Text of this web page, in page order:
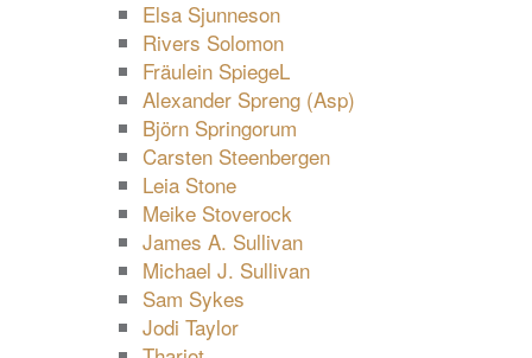
Elsa Sjunneson
Rivers Solomon
Fräulein SpiegeL
Alexander Spreng (Asp)
Björn Springorum
Carsten Steenbergen
Leia Stone
Meike Stoverock
James A. Sullivan
Michael J. Sullivan
Sam Sykes
Jodi Taylor